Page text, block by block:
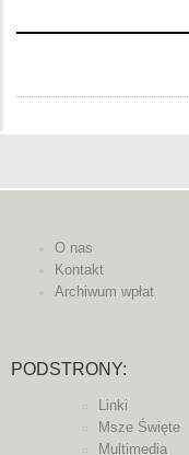
O nas
Kontakt
Archiwum wpłat
PODSTRONY:
Linki
Msze Święte
Multimedia